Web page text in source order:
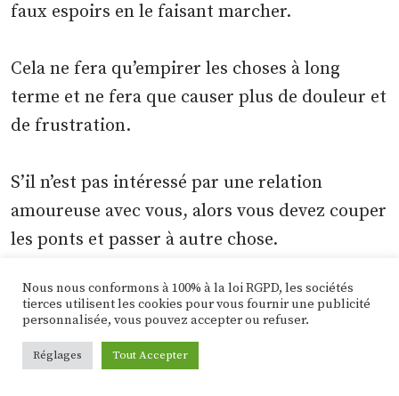
faux espoirs en le faisant marcher.
Cela ne fera qu’empirer les choses à long
terme et ne fera que causer plus de douleur et
de frustration.
S’il n’est pas intéressé par une relation
amoureuse avec vous, alors vous devez couper
les ponts et passer à autre chose.
8) Rencontrez de nouvelles
personnes, surtout des
Nous nous conformons à 100% à la loi RGPD, les sociétés
tierces utilisent les cookies pour vous fournir une publicité
personnalisée, vous pouvez accepter ou refuser.
Réglages Tout Accepter